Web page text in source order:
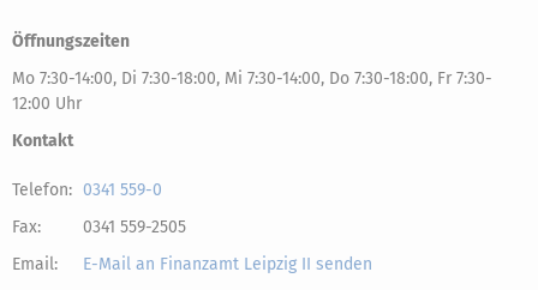
Öffnungszeiten
Mo 7:30-14:00, Di 7:30-18:00, Mi 7:30-14:00, Do 7:30-18:00, Fr 7:30-
12:00 Uhr
Kontakt
Telefon: 0341 559-0
Fax:
0341 559-2505
Email:
E-Mail an Finanzamt Leipzig II senden